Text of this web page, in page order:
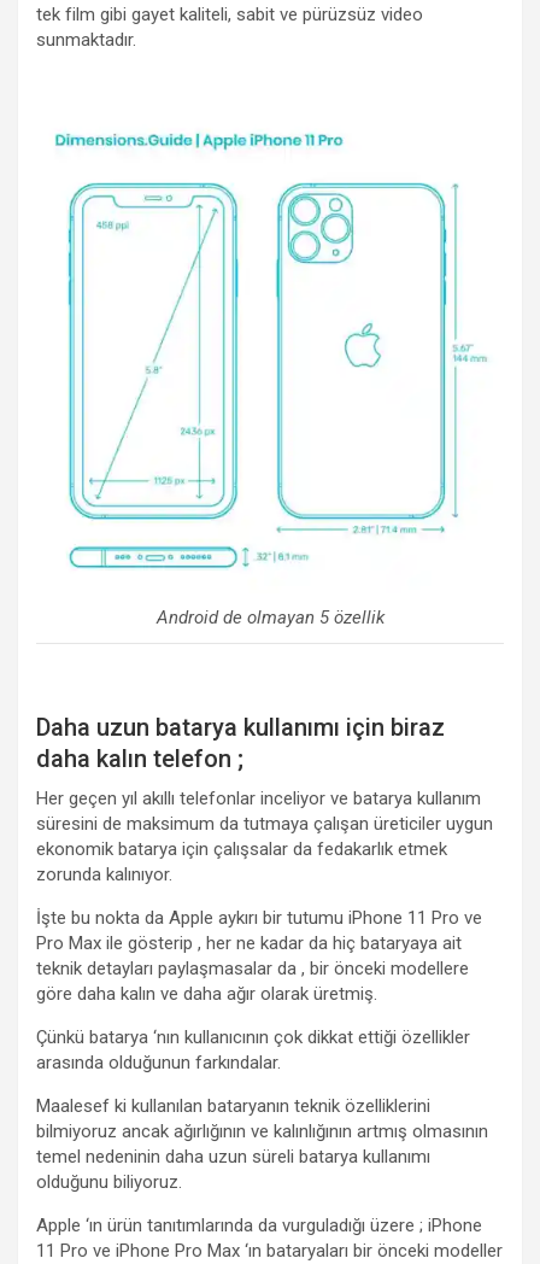
tek film gibi gayet kaliteli, sabit ve pürüzsüz video
sunmaktadır.
Android de olmayan 5 özellik
Daha uzun batarya kullanımı için biraz
daha kalın telefon ;
Her geçen yıl akıllı telefonlar inceliyor ve batarya kullanım
süresini de maksimum da tutmaya çalışan üreticiler uygun
ekonomik batarya için çalışsalar da fedakarlık etmek
zorunda kalınıyor.
İşte bu nokta da Apple aykırı bir tutumu iPhone 11 Pro ve
Pro Max ile gösterip , her ne kadar da hiç bataryaya ait
teknik detayları paylaşmasalar da , bir önceki modellere
göre daha kalın ve daha ağır olarak üretmiş.
Çünkü batarya ‘nın kullanıcının çok dikkat ettiği özellikler
arasında olduğunun farkındalar.
Maalesef ki kullanılan bataryanın teknik özelliklerini
bilmiyoruz ancak ağırlığının ve kalınlığının artmış olmasının
temel nedeninin daha uzun süreli batarya kullanımı
olduğunu biliyoruz.
Apple ‘ın ürün tanıtımlarında da vurguladığı üzere ; iPhone
11 Pro ve iPhone Pro Max ‘ın bataryaları bir önceki modeller